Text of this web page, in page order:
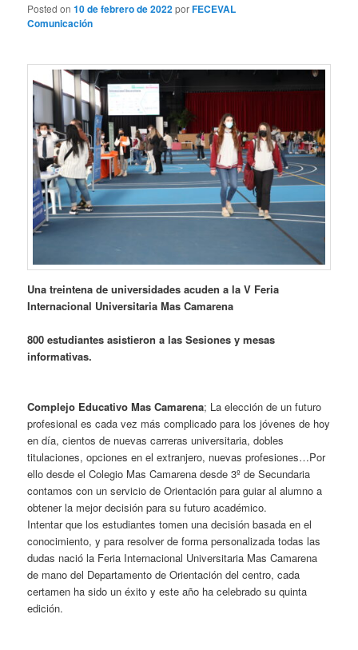
Posted on10 de febrero de 2022porFECEVAL
Comunicación
Una treintena de universidades acuden a la V Feria
Internacional Universitaria Mas Camarena
800 estudiantes asistieron a las Sesiones y mesas
informativas.
Complejo Educativo Mas Camarena; La elección de un futuro
profesional es cada vez más complicado para los jóvenes de hoy
en día, cientos de nuevas carreras universitaria, dobles
titulaciones, opciones en el extranjero, nuevas profesiones…Por
ello desde el Colegio Mas Camarena desde 3º de Secundaria
contamos con un servicio de Orientación para guiar al alumno a
obtener la mejor decisión para su futuro académico.
Intentar que los estudiantes tomen una decisión basada en el
conocimiento, y para resolver de forma personalizada todas las
dudas nació la Feria Internacional Universitaria Mas Camarena
de mano del Departamento de Orientación del centro, cada
certamen ha sido un éxito y este año ha celebrado su quinta
edición.